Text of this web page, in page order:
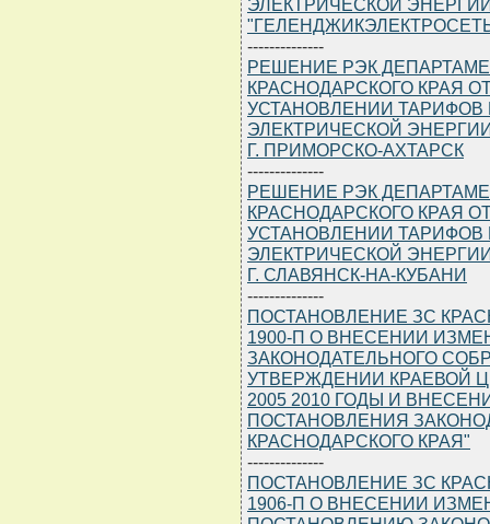
ЭЛЕКТРИЧЕСКОЙ
--------------
РЕШЕНИЕ РЭК
КРАСНОДАРСКОГО КРАЯ ОТ
УСТАНОВЛЕНИИ ТАРИФОВ
ЭЛЕКТРИЧЕСКОЙ
Г. ПРИМОРСКО-АХТАРСК
--------------
РЕШЕНИЕ РЭК
КРАСНОДАРСКОГО КРАЯ ОТ
УСТАНОВЛЕНИИ ТАРИФОВ
ЭЛЕКТРИЧЕСКОЙ
Г. СЛАВЯНСК-НА-КУБАНИ
--------------
ПОСТАНОВЛЕНИЕ ЗС
1900-П О ВНЕСЕНИИ
ЗАКОНОДАТЕЛЬНОГО
УТВЕРЖДЕНИИ КРАЕВОЙ
2005 2010 ГОДЫ И
ПОСТАНОВЛЕНИЯ
КРАСНОДАРСКОГО КРАЯ"
--------------
ПОСТАНОВЛЕНИЕ ЗС
1906-П О ВНЕСЕНИИ